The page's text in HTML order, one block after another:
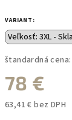
VARIANT:
štandardná cena:
78 €
63,41 € bez DPH